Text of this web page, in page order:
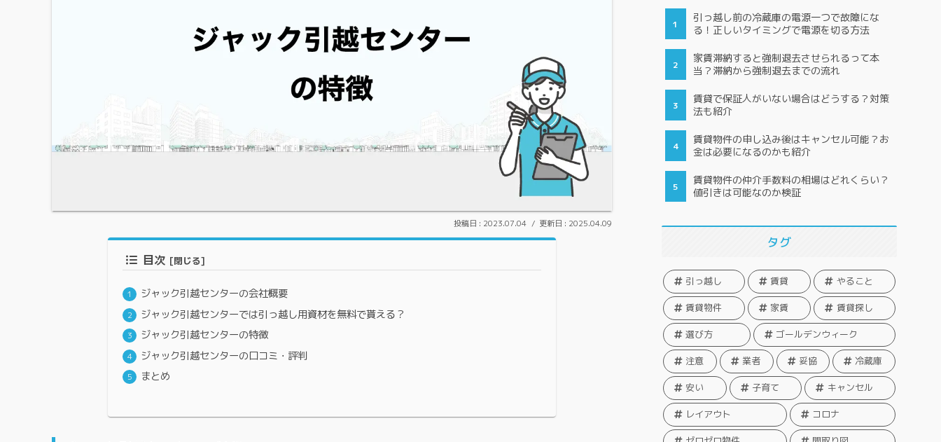
2023.07.04 2025.04.09
目次
ジャック引越センターの会社概要
ジャック引越センターでは引っ越し用資材を無料で貰える？
ジャック引越センターの特徴
ジャック引越センターの口コミ・評判
まとめ
引っ越し前の冷蔵庫の電源一つで故障にな
る！正しいタイミングで電源を切る方法
家賃滞納すると強制退去させられるって本
当？滞納から強制退去までの流れ
賃貸で保証人がいない場合はどうする？対策
法も紹介
賃貸物件の申し込み後はキャンセル可能？お
金は必要になるのかも紹介
賃貸物件の仲介手数料の相場はどれくらい？
値引きは可能なのか検証
タグ
引っ越し 賃貸 やること
賃貸物件 家賃 賃貸探し
選び方 ゴールデンウィーク
注意 業者 妥協 冷蔵庫
安い 子育て キャンセル
レイアウト コロナ